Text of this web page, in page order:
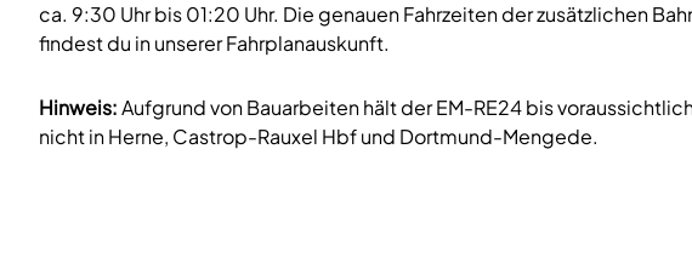
ca. 9:30 Uhr bis 01:20 Uhr. Die genauen Fahrzeiten der zusätzlichen
findest du in unserer Fahrplanauskunft.
Hinweis:Aufgrund von Bauarbeiten hält der EM-RE24 bis
nicht in Herne, Castrop-Rauxel Hbf und Dortmund-Mengede.